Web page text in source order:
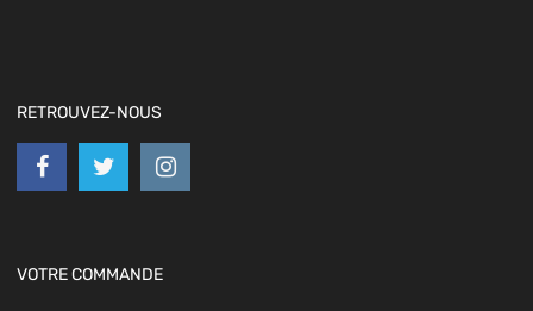
RETROUVEZ-NOUS
VOTRE COMMANDE